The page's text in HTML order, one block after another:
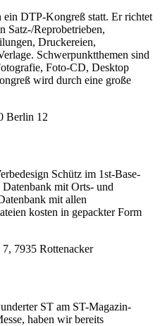
DTP-Kongreß statt. Er richtet
Satz-/Reprobetrieben,
Druckereien,
Schwerpunktthemen sind
Foto-CD, Desktop
wird durch eine große
Berlin 12
Schütz im 1st-Base-
Datenbank mit Orts- und
mit allen
kosten in gepackter Form
7935 Rottenacker
ST am ST-Magazin-
haben wir bereits